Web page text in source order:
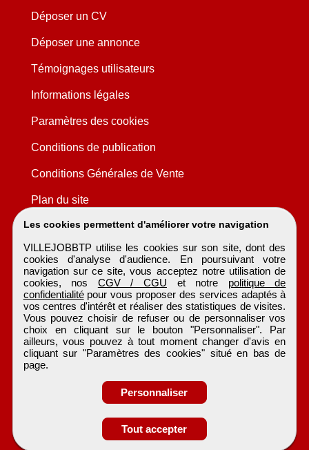
Obtenir ses
coordonnées
Les cookies permettent d'améliorer votre navigation
VILLEJOBBTP utilise les cookies sur son site, dont des
cookies d'analyse d'audience. En poursuivant votre
navigation sur ce site, vous acceptez notre utilisation de
cookies, nos CGV / CGU et notre politique de
confidentialitépour vous proposer des services adaptés à
vos centres d'intérêt et réaliser des statistiques de visites.
Vous pouvez choisir de refuser ou de personnaliser vos
choix en cliquant sur le bouton "Personnaliser". Par
ailleurs, vous pouvez à tout moment changer d'avis en
cliquant sur "Paramètres des cookies" situé en bas de
page.
Personnaliser
Tout accepter
Déposer un CV
Déposer une annonce
Témoignages utilisateurs
Informations légales
Paramètres des cookies
Conditions de publication
Conditions Générales de Vente
Plan du site
VILLEJOBBTP